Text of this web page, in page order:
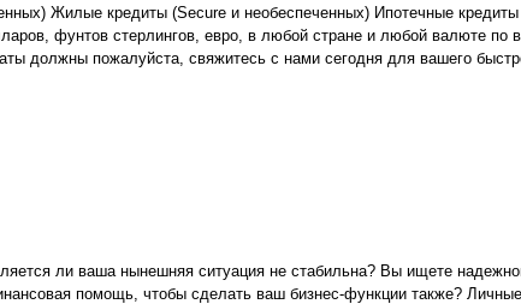
Жилые кредиты (Secure и необеспеченных) Ипотечные кредиты
фунтов стерлингов, евро, в любой стране и любой валюте
должны пожалуйста, свяжитесь с нами сегодня для вашего
ли ваша нынешняя ситуация не стабильна? Вы ищете
помощь, чтобы сделать ваш бизнес-функции также?